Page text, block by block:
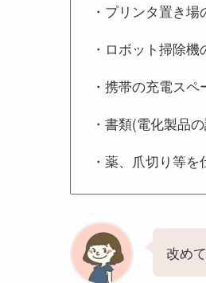
・プリンタ置き場
・ロボット掃除
・携帯の充電ス
・書類(電化製品
・薬、爪切り等
改め